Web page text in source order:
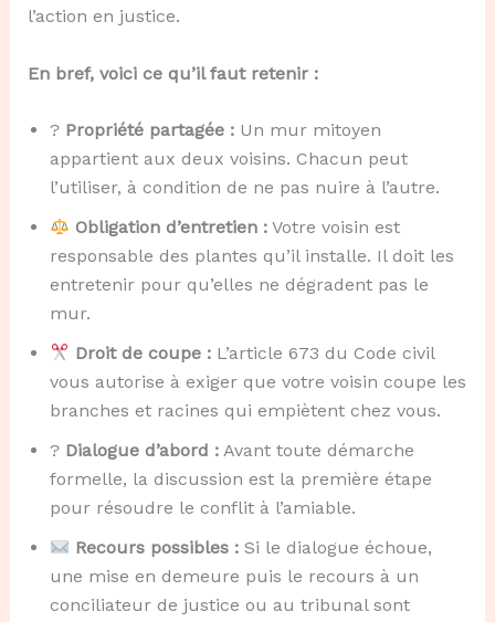
l’action en justice.
En bref, voici ce qu’il faut retenir :
? Propriété partagée :Un mur mitoyen
appartient aux deux voisins. Chacun peut
l’utiliser, à condition de ne pas nuire à l’autre.
Obligation d’entretien :Votre voisin est
responsable des plantes qu’il installe. Il doit les
entretenir pour qu’elles ne dégradent pas le
mur.
Droit de coupe :L’article 673 du Code civil
vous autorise à exiger que votre voisin coupe les
branches et racines qui empiètent chez vous.
?️ Dialogue d’abord :Avant toute démarche
formelle, la discussion est la première étape
pour résoudre le conflit à l’amiable.
Recours possibles :Si le dialogue échoue,
une mise en demeure puis le recours à un
conciliateur de justice ou au tribunal sont